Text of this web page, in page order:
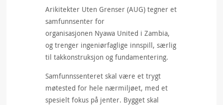
Arikitekter Uten Grenser (AUG) tegner et
samfunnsenter for
organisasjonen Nyawa United i Zambia,
og trenger ingeniørfaglige innspill, særlig
til takkonstruksjon og fundamentering.
Samfunnssenteret skal være et trygt
møtested for hele nærmiljøet, med et
spesielt fokus på jenter. Bygget skal